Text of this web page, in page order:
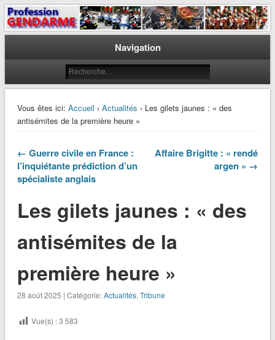
Profession Gendarme
Le journal des gendarmes
Navigation
Vous êtes ici: Accueil › Actualités › Les gilets jaunes : « des
antisémites de la première heure »
← Guerre civile en France :
l’inquiétante prédiction d’un
spécialiste anglais
Affaire Brigitte : « rendé
argen » →
Les gilets jaunes : « des
antisémites de la
première heure »
28 août 2025 | Catégorie:Actualités, Tribune
Vue(s) :3 583